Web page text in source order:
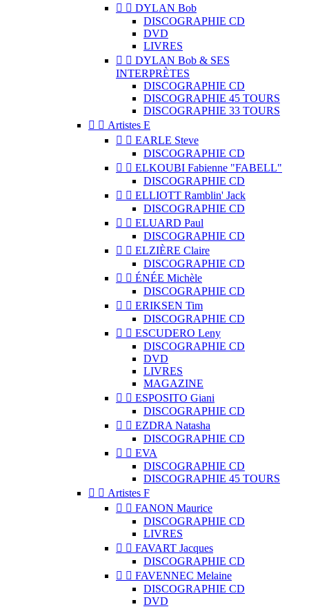
  DYLAN Bob
DISCOGRAPHIE CD
DVD
LIVRES
  DYLAN Bob & SES
INTERPRÈTES
DISCOGRAPHIE CD
DISCOGRAPHIE 45 TOURS
DISCOGRAPHIE 33 TOURS
  Artistes E
  EARLE Steve
DISCOGRAPHIE CD
  ELKOUBI Fabienne "FABELL"
DISCOGRAPHIE CD
  ELLIOTT Ramblin' Jack
DISCOGRAPHIE CD
  ELUARD Paul
DISCOGRAPHIE CD
  ELZIÈRE Claire
DISCOGRAPHIE CD
  ÉNÉE Michèle
DISCOGRAPHIE CD
  ERIKSEN Tim
DISCOGRAPHIE CD
  ESCUDERO Leny
DISCOGRAPHIE CD
DVD
LIVRES
MAGAZINE
  ESPOSITO Giani
DISCOGRAPHIE CD
  EZDRA Natasha
DISCOGRAPHIE CD
  EVA
DISCOGRAPHIE CD
DISCOGRAPHIE 45 TOURS
  Artistes F
  FANON Maurice
DISCOGRAPHIE CD
LIVRES
  FAVART Jacques
DISCOGRAPHIE CD
  FAVENNEC Melaine
DISCOGRAPHIE CD
DVD